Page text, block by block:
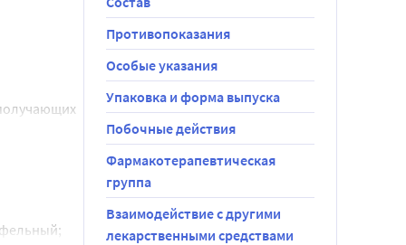
до
в
Дети
Противопоказания
Особые указания
Упаковка и форма выпуска
Побочные действия
Фармакотерапевтическая
группа
Взаимодействие с другими
лекарственными средствами